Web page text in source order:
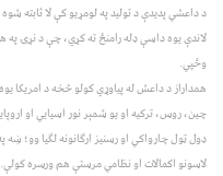
د داعشي پديدې د توليد په لومړيو کې لا ثابته
لاندې يوه داسې ډله رامنځ ته کړي، چې د نړۍ
وځپي.
همداراز د داعش له پياوړي کولو څخه د امريکا
چين، روس، ترکيه او يو شمېر نور اسيايي او
ډول ټول چارواکي او رسنيز ارګانونه لګيا وو؛
لاسونو اکمالات او نظامي مرستې هم ورسره کولې.